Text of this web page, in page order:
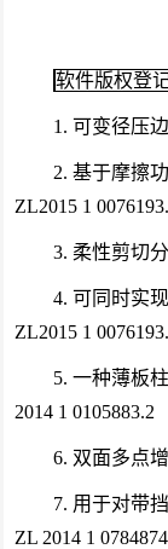
软件版权登
1. 可变径压
2. 基于摩擦
ZL2015 1
3. 柔性剪切
4. 可同时实
ZL2015 1
5. 一种薄板
2014 1 0105883.2
6. 双面多点
7. 用于对带
ZL 2014 1